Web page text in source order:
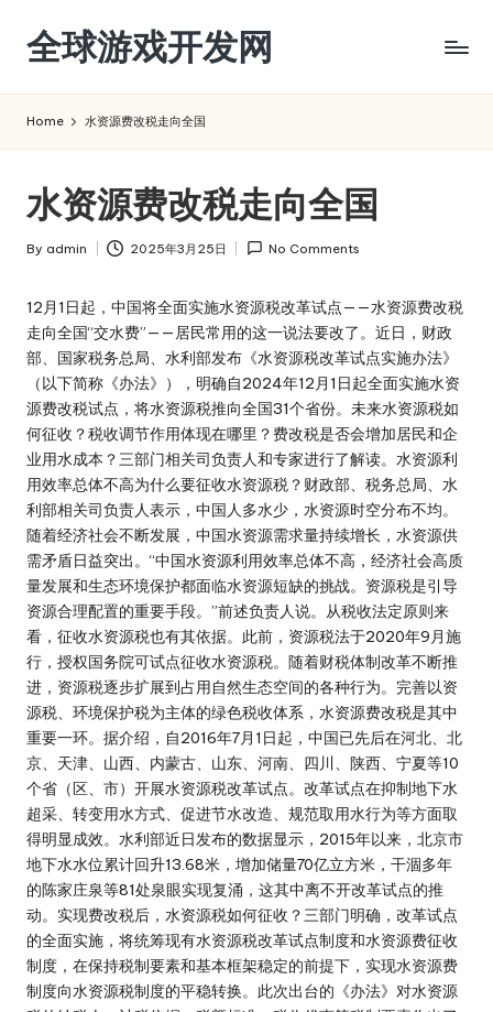
Skip
content
全球游戏开发网
Home 水资源费改税走向全国
水资源费改税走向全国
Posted
By admin 2025年3月25日 No Comments
12月1日起，中国将全面实施水资源税改革试点——水资源费改税
走向全国“交水费”——居民常用的这一说法要改了。近日，财政
部、国家税务总局、水利部发布《水资源税改革试点实施办法》
（以下简称《办法》），明确自2024年12月1日起全面实施水资
源费改税试点，将水资源税推向全国31个省份。未来水资源税如
何征收？税收调节作用体现在哪里？费改税是否会增加居民和企
业用水成本？三部门相关司负责人和专家进行了解读。水资源利
用效率总体不高为什么要征收水资源税？财政部、税务总局、水
利部相关司负责人表示，中国人多水少，水资源时空分布不均。
随着经济社会不断发展，中国水资源需求量持续增长，水资源供
需矛盾日益突出。“中国水资源利用效率总体不高，经济社会高质
量发展和生态环境保护都面临水资源短缺的挑战。资源税是引导
资源合理配置的重要手段。”前述负责人说。从税收法定原则来
看，征收水资源税也有其依据。此前，资源税法于2020年9月施
行，授权国务院可试点征收水资源税。随着财税体制改革不断推
进，资源税逐步扩展到占用自然生态空间的各种行为。完善以资
源税、环境保护税为主体的绿色税收体系，水资源费改税是其中
重要一环。据介绍，自2016年7月1日起，中国已先后在河北、北
京、天津、山西、内蒙古、山东、河南、四川、陕西、宁夏等10
个省（区、市）开展水资源税改革试点。改革试点在抑制地下水
超采、转变用水方式、促进节水改造、规范取用水行为等方面取
得明显成效。水利部近日发布的数据显示，2015年以来，北京市
地下水水位累计回升13.68米，增加储量70亿立方米，干涸多年
的陈家庄泉等81处泉眼实现复涌，这其中离不开改革试点的推
动。实现费改税后，水资源税如何征收？三部门明确，改革试点
的全面实施，将统筹现有水资源税改革试点制度和水资源费征收
制度，在保持税制要素和基本框架稳定的前提下，实现水资源费
制度向水资源税制度的平稳转换。此次出台的《办法》对水资源